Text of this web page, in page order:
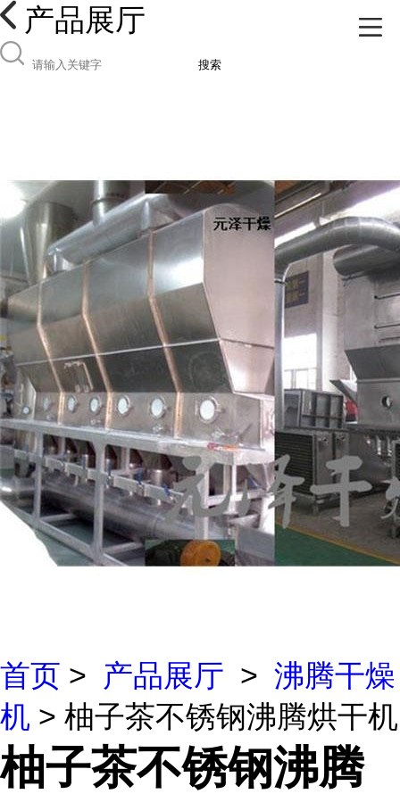
产品展厅
搜索
首页 > 产品展厅 > 沸腾干燥
机 > 柚子茶不锈钢沸腾烘干机
柚子茶不锈钢沸腾